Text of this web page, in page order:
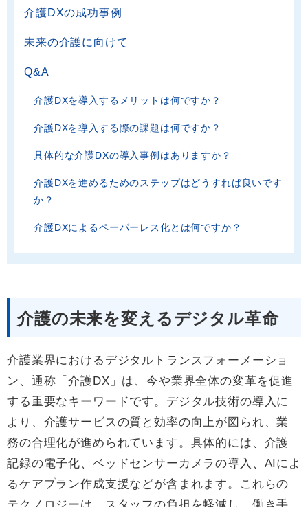
介護DXの成功事例
未来の介護に向けて
Q&A
介護DXを導入するメリットは何ですか？
介護DXを導入する際の課題は何ですか？
具体的な介護DXの導入事例はありますか？
介護DXを進めるためのステップはどうすれば良いです
か？
介護DXによるペーパーレス化とは何ですか？
介護の未来を変えるデジタル革命
介護業界におけるデジタルトランスフォーメーショ
ン、通称「介護DX」は、今や業界全体の変革を促進
する重要なキーワードです。デジタル技術の導入に
より、介護サービスの質と効率の向上が図られ、業
務の合理化が進められています。具体的には、介護
記録の電子化、ベッドセンサーカメラの導入、AIによ
るケアプラン作成支援などが含まれます。これらの